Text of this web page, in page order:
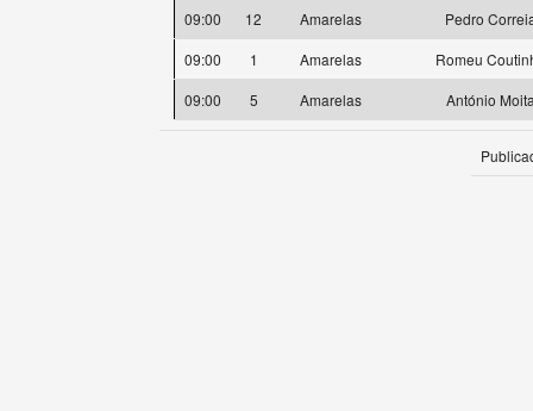
09:00 12 Amarelas
Pedro
09:00
1 Amarelas
Romeu
09:00
5 Amarelas António